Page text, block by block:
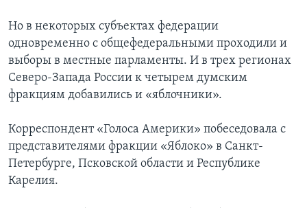
Но в некоторых субъектах федерации
одновременно с общефедеральными проходили и
выборы в местные парламенты. И в трех регионах
Северо-Запада России к четырем думским
фракциям добавились и «яблочники».
Корреспондент «Голоса Америки» побеседовала с
представителями фракции «Яблоко» в Санкт-
Петербурге, Псковской области и Республике
Карелия.